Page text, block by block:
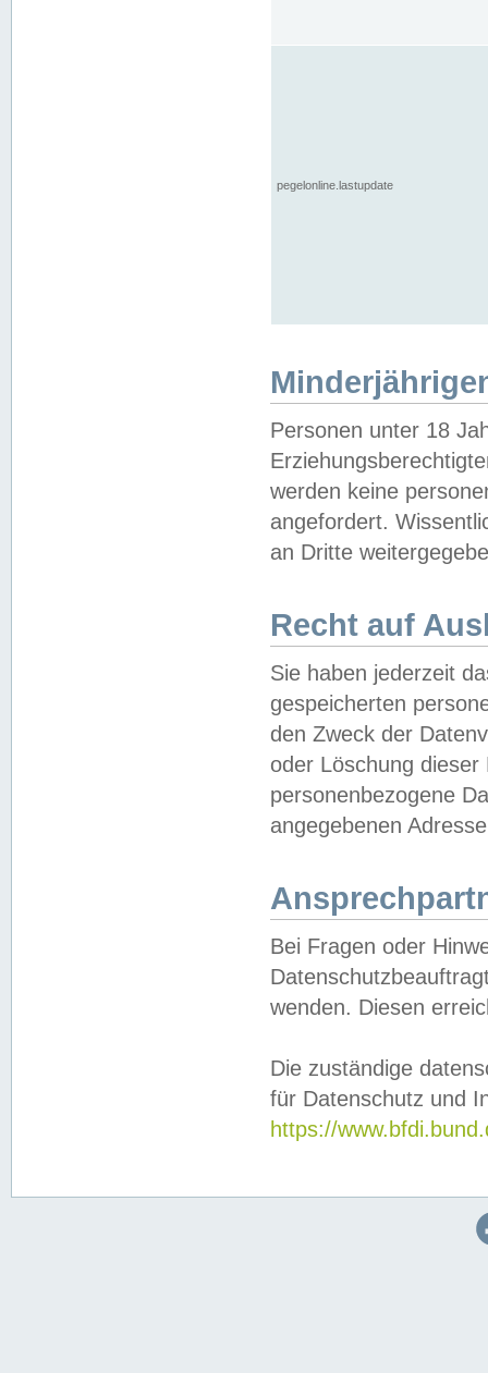
pegelonline.lastupdate
Personen unter 18
werden keine
angefordert.
an Dritte
Recht auf
Sie haben jederzeit
gespeicherten
den Zweck der
oder Löschung
personenbezogene
angegebenen
Bei Fragen oder
wenden. Diesen
Die zuständige
für Datenschutz und
https://